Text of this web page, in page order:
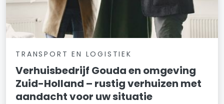
TRANSPORT EN LOGISTIEK
Verhuisbedrijf Gouda en omgeving
Zuid-Holland – rustig verhuizen met
aandacht voor uw situatie